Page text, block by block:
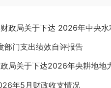
政局关于下达 2026年中央水
部门支出绩效自评报告
局关于下达2026年央耕地地
年5月财政收支情况